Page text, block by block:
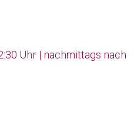
Uhr | nachmittags nach